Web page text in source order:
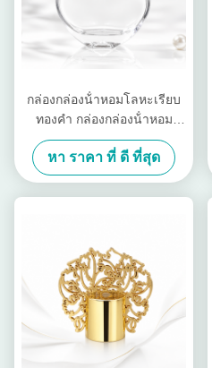
กล่องกล่องน้ําหอมโลหะเรียบ
ทองคํา กล่องกล่องน้ําหอม
โลหะแบบพิเศษ
หา ราคา ที่ ดี ที่สุด